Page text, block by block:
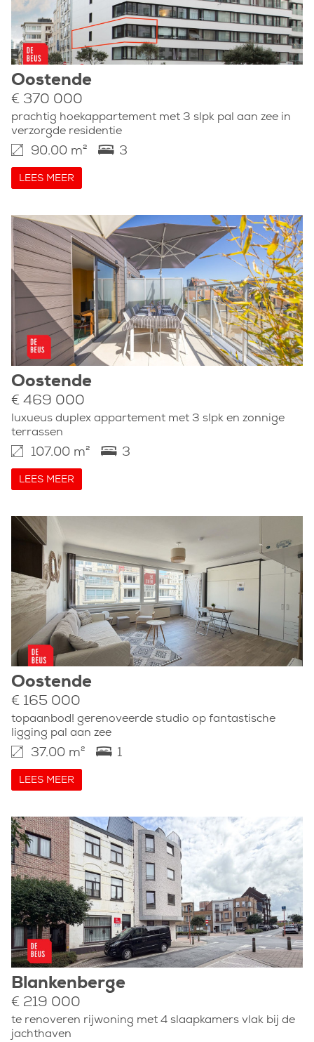
Oostende
€ 370 000
prachtig hoekappartement met 3 slpk pal aan zee in
verzorgde residentie
90.00 m² 3
LEES MEER
Oostende
€ 469 000
luxueus duplex appartement met 3 slpk en zonnige
terrassen
107.00 m² 3
LEES MEER
Oostende
€ 165 000
topaanbod! gerenoveerde studio op fantastische
ligging pal aan zee
37.00 m² 1
LEES MEER
Blankenberge
€ 219 000
te renoveren rijwoning met 4 slaapkamers vlak bij de
jachthaven